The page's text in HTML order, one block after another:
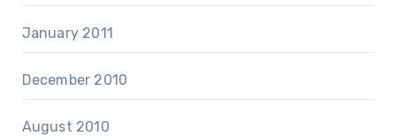
January 2011
December 2010
August 2010